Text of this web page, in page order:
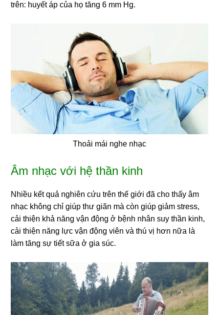
trên: huyết áp của họ tăng 6 mm Hg.
Thoải mái nghe nhạc
Âm nhạc với hệ thần kinh
Nhiều kết quả nghiên cứu trên thế giới đã cho thấy âm
nhạc không chỉ giúp thư giãn mà còn giúp giảm stress,
cải thiện khả năng vận động ở bệnh nhân suy thần kinh,
cải thiện năng lực vận động viên và thú vị hơn nữa là
làm tăng sự tiết sữa ở gia súc.